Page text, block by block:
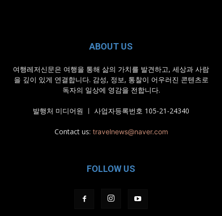
ABOUT US
여행레저신문은 여행을 통해 삶의 가치를 발견하고, 세상과 사람
을 깊이 있게 연결합니다. 감성, 정보, 통찰이 어우러진 콘텐츠로
독자의 일상에 영감을 전합니다.
발행처 미디어원 ㅣ 사업자등록번호 105-21-24340
Contact us: travelnews@naver.com
FOLLOW US